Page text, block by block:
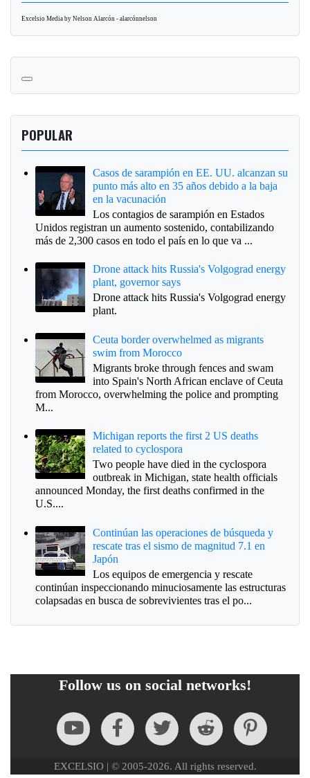
Excelsio Media by Nelson Alarcón - alarcónnelson
POPULAR
Casos de sarampión en EE. UU. alcanzan su
punto más alto en 35 años debido a la baja
en la vacunación
Los contagios de sarampión en Estados
Unidos registran un aumento sostenido, contabilizando
más de 2,300 casos en todo el país en lo que va ...
Drone attack hits Russia's Volgograd energy
plant, governor says
Drone attack hits Russia's Volgograd energy
plant.
Ceuta border overwhelmed as migrants
swim from Morocco
Migrants broke through fences and swam
into Spain's North African enclave of Ceuta
from Morocco, overwhelming the police and prompting
M...
Michigan reports the first 2 US deaths
related to cyclospora
Two people have died in the cyclospora
outbreak in Michigan, state health officials
announced Monday, the first deaths confirmed in the
U.S....
Continúan las operaciones de búsqueda y
rescate tras el sismo de magnitud 7.1 en
Japón
Los equipos de emergencia y rescate
continúan inspeccionando minuciosamente las estructuras
colapsadas en busca de sobrevivientes tras el po...
Follow us on social networks!
EXCELSIO | © 2005-2026. All rights reserved.